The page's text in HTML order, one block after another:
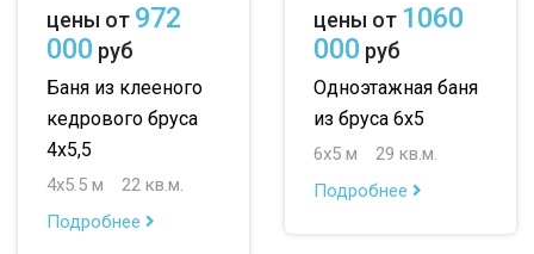
цены от 972
000 руб
Баня из клееного
кедрового бруса
4х5,5
4х5.5 м
22 кв.м.
Подробнее
цены от 1060
000 руб
Одноэтажная баня
из бруса 6х5
6х5 м
29 кв.м.
Подробнее